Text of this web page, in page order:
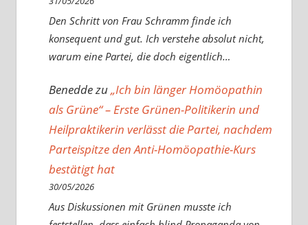
Den Schritt von Frau Schramm finde ich
konsequent und gut. Ich verstehe absolut nicht,
warum eine Partei, die doch eigentlich…
Beneddezu„Ich bin länger Homöopathin
als Grüne“ – Erste Grünen-Politikerin und
Heilpraktikerin verlässt die Partei, nachdem
Parteispitze den Anti-Homöopathie-Kurs
bestätigt hat
30/05/2026
Aus Diskussionen mit Grünen musste ich